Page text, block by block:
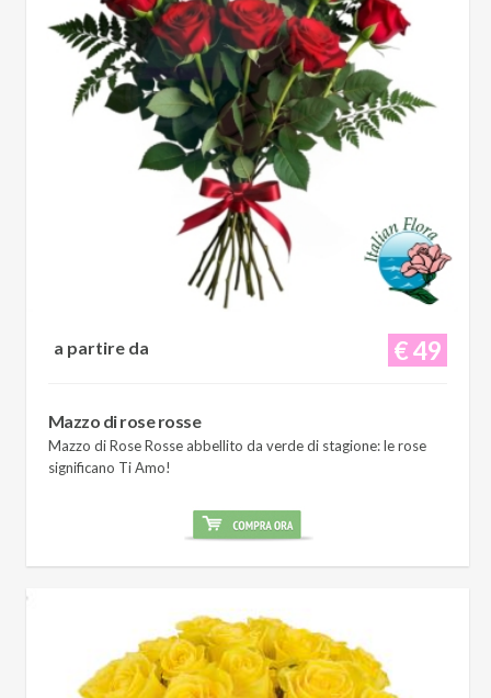
€ 49
a partire da
Mazzo di rose rosse
Mazzo di Rose Rosse abbellito da verde di stagione: le rose
significano Ti Amo!